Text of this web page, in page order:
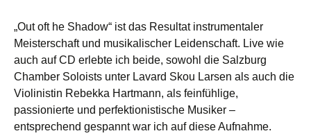
„Out oft he Shadow“ ist das Resultat instrumentaler
Meisterschaft und musikalischer Leidenschaft. Live wie
auch auf CD erlebte ich beide, sowohl die Salzburg
Chamber Soloists unter Lavard Skou Larsen als auch die
Violinistin Rebekka Hartmann, als feinfühlige,
passionierte und perfektionistische Musiker –
entsprechend gespannt war ich auf diese Aufnahme.